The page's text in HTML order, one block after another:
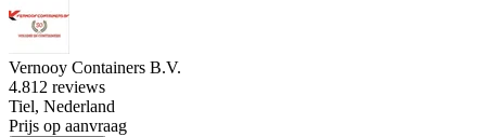
Vernooy Containers B.V.
4.812 reviews
Tiel, Nederland
Prijs op aanvraag